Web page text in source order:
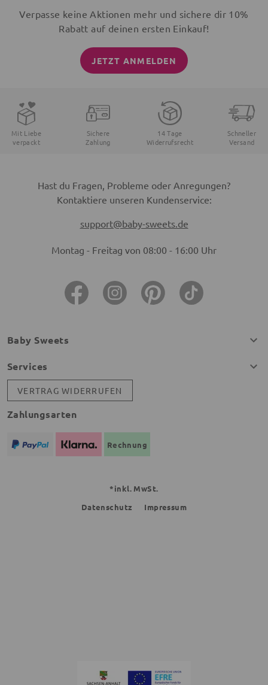
Verpasse keine Aktionen mehr und sichere dir 10%
Rabatt auf deinen ersten Einkauf!
JETZT ANMELDEN
Mit Liebe
verpackt
Sichere
Zahlung
14 Tage
Widerrufsrecht
Schneller
Versand
Hast du Fragen, Probleme oder Anregungen?
Kontaktiere unseren Kundenservice:
support@baby-sweets.de
Montag - Freitag von 08:00 - 16:00 Uhr
Baby Sweets
Services
VERTRAG WIDERRUFEN
Zahlungsarten
Rechnung
*inkl. MwSt.
Datenschutz
Impressum